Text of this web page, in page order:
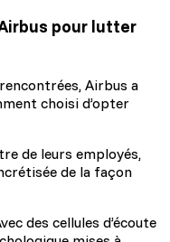
pour lutter
Airbus a
choisi d’opter
de leurs employés,
de la façon
des cellules d’écoute